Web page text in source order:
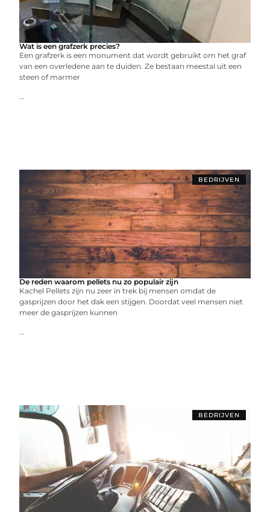
Wat is een grafzerk precies?
Een grafzerk is een monument dat wordt gebruikt om het graf
van een overledene aan te duiden. Ze bestaan meestal uit een
steen of marmer
...
BEDRIJVEN
De reden waarom pellets nu zo populair zijn
Kachel Pellets zijn nu zeer in trek bij mensen omdat de
gasprijzen door het dak een stijgen. Doordat veel mensen niet
meer de gasprijzen kunnen
...
BEDRIJVEN